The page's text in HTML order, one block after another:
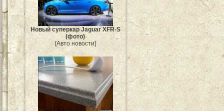
Новый суперкар Jaguar XFR-S
(фото)
[Авто новости]